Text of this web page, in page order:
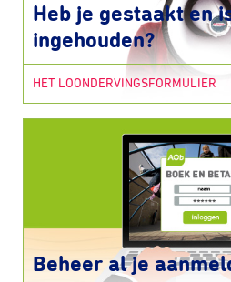
Heb je gestaakt en
ingehouden?
HET LOONDERVINGSFORMULIER
Beheer al je